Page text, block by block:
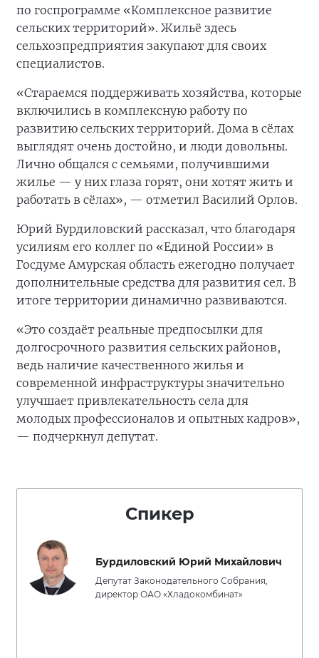
по госпрограмме «Комплексное развитие
сельских территорий». Жильё здесь
сельхозпредприятия закупают для своих
специалистов.
«Стараемся поддерживать хозяйства, которые
включились в комплексную работу по
развитию сельских территорий. Дома в сёлах
выглядят очень достойно, и люди довольны.
Лично общался с семьями, получившими
жилье — у них глаза горят, они хотят жить и
работать в сёлах», — отметил Василий Орлов.
Юрий Бурдиловский рассказал, что благодаря
усилиям его коллег по «Единой России» в
Госдуме Амурская область ежегодно получает
дополнительные средства для развития сел. В
итоге территории динамично развиваются.
«Это создаёт реальные предпосылки для
долгосрочного развития сельских районов,
ведь наличие качественного жилья и
современной инфраструктуры значительно
улучшает привлекательность села для
молодых профессионалов и опытных кадров»,
— подчеркнул депутат.
Спикер
Бурдиловский Юрий Михайлович
Депутат Законодательного Собрания,
директор ОАО «Хладокомбинат»